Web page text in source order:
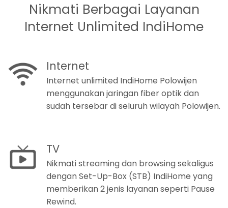
Nikmati Berbagai Layanan
Internet Unlimited IndiHome
Internet
Internet unlimited IndiHome Polowijen
menggunakan jaringan fiber optik dan
sudah tersebar di seluruh wilayah Polowijen.
TV
Nikmati streaming dan browsing sekaligus
dengan Set-Up-Box (STB) IndiHome yang
memberikan 2 jenis layanan seperti Pause
Rewind.